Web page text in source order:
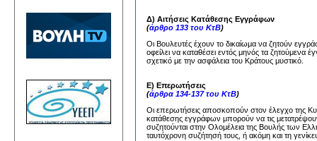
Δ) Αιτήσεις Κατάθεσης Εγγράφων
(άρθρο 133 του ΚτΒ)
Οι Βουλευτές έχουν το δικαίωμα να ζητούν
οφείλει να καταθέσει εντός μηνός τα
σχετικό με την ασφάλεια του Κράτους μυστικό.
Ε) Επερωτήσεις
(άρθρα 134-137 του ΚτΒ)
Οι επερωτήσεις αποσκοπούν στον έλεγχο της
κατάθεσης εγγράφων μπορούν να τις
συζητούνται στην Ολομέλεια της Βουλής των
ταυτόχρονη συζήτησή τους, ή ακόμη και τη